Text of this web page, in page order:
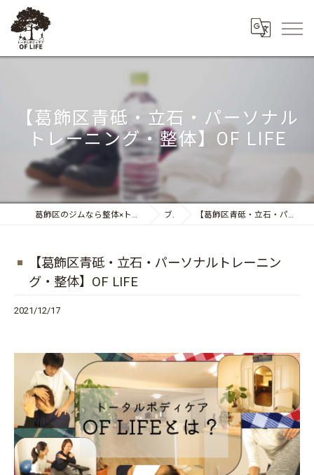
【葛飾区青砥・立石・パーソナル
トレーニング・整体】OF LIFE
葛飾区のジムなら整体×トレーニング トータルボディケア OF LIFE ブログ 【葛飾区青砥・立石・パーソナルトレーニング・整体】OF LIFE
【葛飾区青砥・立石・パーソナルトレーニン
グ・整体】OF LIFE
2021/12/17